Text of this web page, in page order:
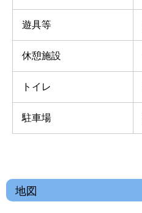
遊具等
休憩施設
トイレ
駐車場
地図